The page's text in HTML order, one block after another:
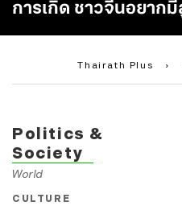
การเกิด ชาวจีนอยาก
Thairath Plus ›
Politics &
Society
World
CULTURE